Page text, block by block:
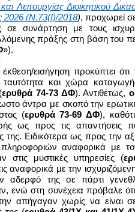
Λειτουργίας Διοικητικού
2026 (Ν.73(Ι)/2018), προχωρεί
σε συνάρτηση με τους
πράξης στη βάση του
»).
εισήγηση προκύπτει
ταυτότητα και χώρα
ερυθρά 74-73 ΔΦ). Αντιθέτως,
άντρα με σκοπό την
(ερυθρά 73-69 ΔΦ),
ως προς τις απαντήσεις
της. Ειδικότερα ως προς την
πληροφοριών αναφορικά με
στις μυστικές υπηρεσίες (
αναφορικά με την
αδερφό της σε πάρτι
ενώ στη συνέχεια πρόβαλε
απήγαγαν χωρίς να είναι